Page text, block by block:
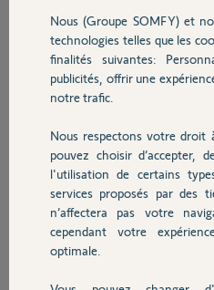
Sécurité
Domotique
Chauffage
Autres produits
Merci,
alain V.
il y a plus de 2 ans
Participer au
Réponses
Bonjour
Nous (Groupe SOMFY) et
technologies telles que les
finalités suivantes:
publicités, offrir une
notre trafic.
Nous respectons votre droit
pouvez choisir d’accepter,
l'utilisation de certains
services proposés par des
n’affectera pas votre
cependant votre
optimale.